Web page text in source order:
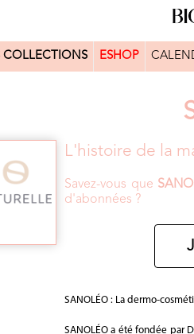
COLLECTIONS ESHOP
L'histoire de la
Savez-vous que
d'abonnées ?
SANOLÉO : La dermo-
SANOLÉO a été fondée par